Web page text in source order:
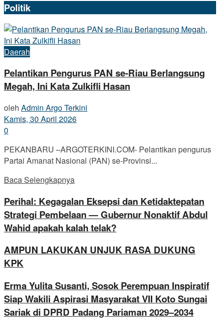
Politik
Daerah
Pelantikan Pengurus PAN se-Riau Berlangsung
Megah, Ini Kata Zulkifli Hasan
oleh Admin Argo Terkini
Kamis, 30 April 2026
0
PEKANBARU –ARGOTERKINI.COM- Pelantikan pengurus
Partai Amanat Nasional (PAN) se-Provinsi...
Baca Selengkapnya
Perihal: Kegagalan Eksepsi dan Ketidaktepatan
Strategi Pembelaan — Gubernur Nonaktif Abdul
Wahid apakah kalah telak?
AMPUN LAKUKAN UNJUK RASA DUKUNG
KPK
Erma Yulita Susanti, Sosok Perempuan Inspiratif
Siap Wakili Aspirasi Masyarakat VII Koto Sungai
Sariak di DPRD Padang Pariaman 2029–2034